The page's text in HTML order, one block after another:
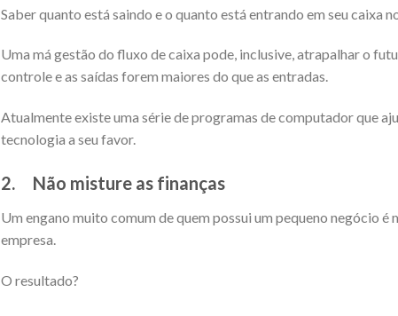
Saber quanto está saindo e o quanto está entrando em seu caixa
Uma má gestão do fluxo de caixa pode, inclusive, atrapalhar o
controle e as saídas forem maiores do que as entradas.
Atualmente existe uma série de programas de computador que
tecnologia a seu favor.
2. Não misture as finanças
Um engano muito comum de quem possui um pequeno negócio é
empresa.
O resultado?